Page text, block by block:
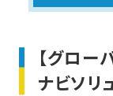
【グロー
ナビソリ